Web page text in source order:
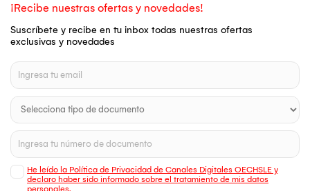
¡Recibe nuestras ofertas y novedades!
Suscríbete y recibe en tu inbox todas nuestras ofertas
exclusivas y novedades
He leído la Política de Privacidad de Canales Digitales OECHSLE y
declaro haber sido informado sobre el tratamiento de mis datos
personales.